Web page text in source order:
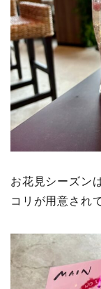
お花見シーズン
コリが用意され